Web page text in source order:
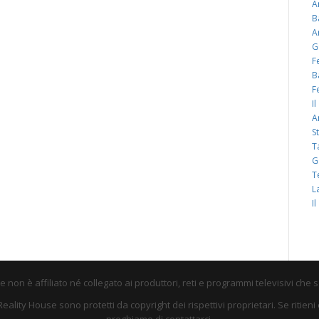
Il
Il
non è affiliato né collegato ai produttori, reti e programmi televisivi che
House sono protetti da copyright dei rispettivi proprietari. Se